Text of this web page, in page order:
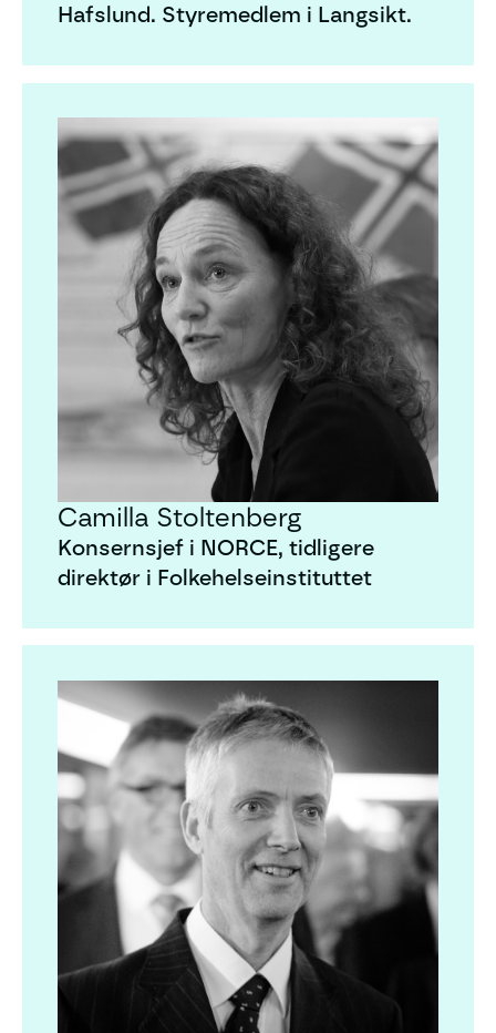
Hafslund. Styremedlem i Langsikt.
Camilla Stoltenberg
Camilla Stoltenberg
Konsernsjef i NORCE, tidligere
direktør i Folkehelseinstituttet
Steinar Holden